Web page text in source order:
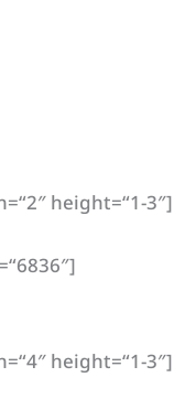
height=“1-3″]
height=“1-3″]